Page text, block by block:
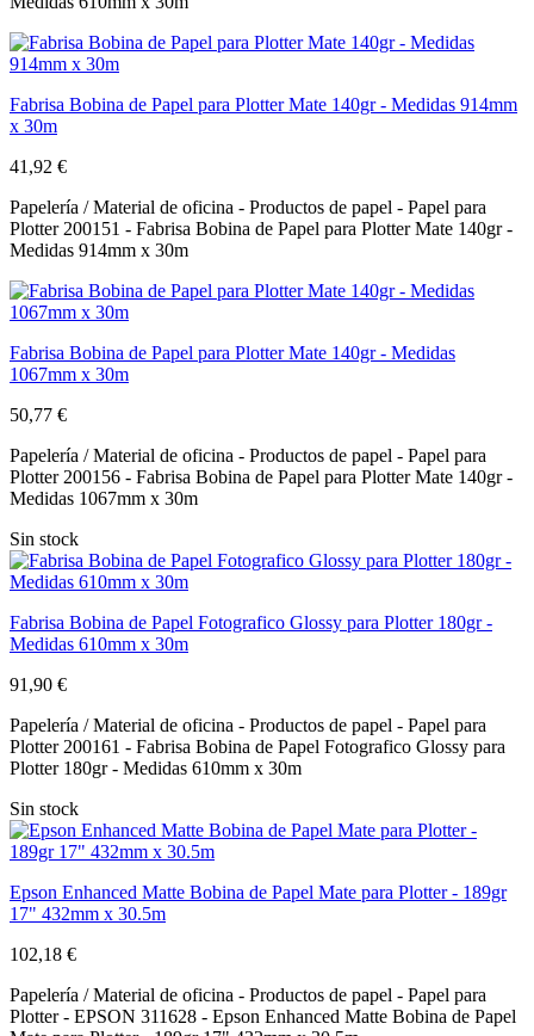
Fabrisa Bobina de Papel para Plotter Mate 140gr - Medidas 914mm
x 30m
41,92 €
Papelería / Material de oficina - Productos de papel - Papel para
Plotter 200151 - Fabrisa Bobina de Papel para Plotter Mate 140gr -
Medidas 914mm x 30m
Fabrisa Bobina de Papel para Plotter Mate 140gr - Medidas
1067mm x 30m
50,77 €
Papelería / Material de oficina - Productos de papel - Papel para
Plotter 200156 - Fabrisa Bobina de Papel para Plotter Mate 140gr -
Medidas 1067mm x 30m
Sin stock
Fabrisa Bobina de Papel Fotografico Glossy para Plotter 180gr -
Medidas 610mm x 30m
91,90 €
Papelería / Material de oficina - Productos de papel - Papel para
Plotter 200161 - Fabrisa Bobina de Papel Fotografico Glossy para
Plotter 180gr - Medidas 610mm x 30m
Sin stock
Epson Enhanced Matte Bobina de Papel Mate para Plotter - 189gr
17" 432mm x 30.5m
102,18 €
Papelería / Material de oficina - Productos de papel - Papel para
Plotter - EPSON 311628 - Epson Enhanced Matte Bobina de Papel